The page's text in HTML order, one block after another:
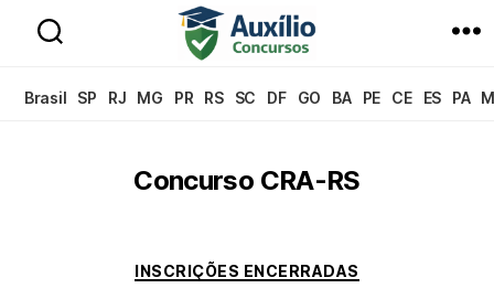
Concursos
Brasil SP RJ MG PR RS SC DF GO BA PE CE ES PA
Concurso CRA-RS
Categorias
INSCRIÇÕES ENCERRADAS